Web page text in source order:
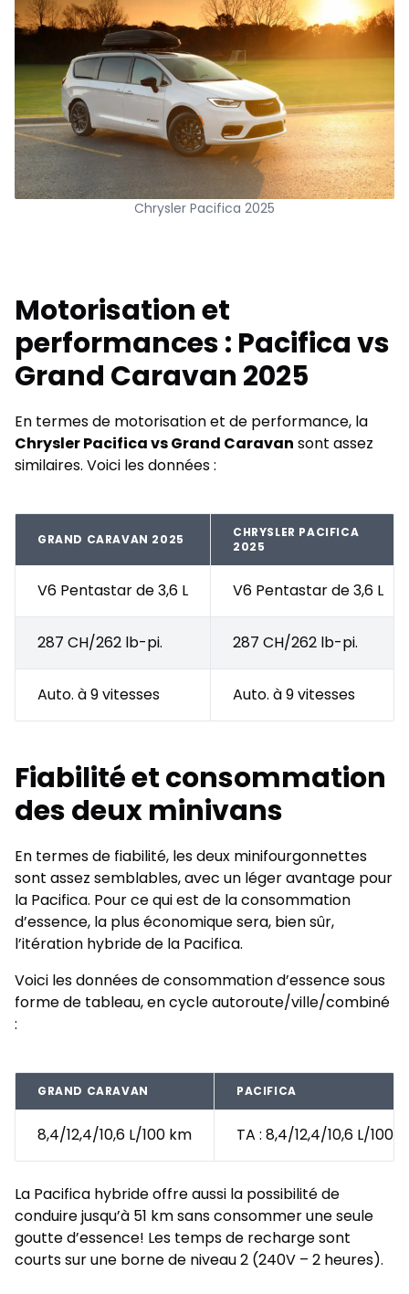
Chrysler Pacifica 2025
Motorisation et
performances : Pacifica vs
Grand Caravan 2025
En termes de motorisation et de performance, la
Chrysler Pacifica vs Grand Caravan sont assez
similaires. Voici les données :
GRAND CARAVAN 2025
CHRYSLER PACIFICA
2025
V6 Pentastar de 3,6 L V6 Pentastar de 3,6 L
287 CH/262 lb-pi. 287 CH/262 lb-pi.
Auto. à 9 vitesses Auto. à 9 vitesses
Fiabilité et consommation
des deux minivans
En termes de fiabilité, les deux minifourgonnettes
sont assez semblables, avec un léger avantage pour
la Pacifica. Pour ce qui est de la consommation
d’essence, la plus économique sera, bien sûr,
l’itération hybride de la Pacifica.
Voici les données de consommation d’essence sous
forme de tableau, en cycle autoroute/ville/combiné
:
GRAND CARAVAN PACIFICA
8,4/12,4/10,6 L/100 km TA : 8,4/12,4/10,6 L/100
La Pacifica hybride offre aussi la possibilité de
conduire jusqu’à 51 km sans consommer une seule
goutte d’essence! Les temps de recharge sont
courts sur une borne de niveau 2 (240V – 2 heures).